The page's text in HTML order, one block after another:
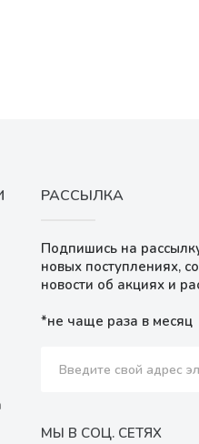
РАССЫЛКА
Подпишись на
новых поступлениях,
новости об акциях и
*не чаще раза в месяц
МЫ В СОЦ. СЕТЯХ